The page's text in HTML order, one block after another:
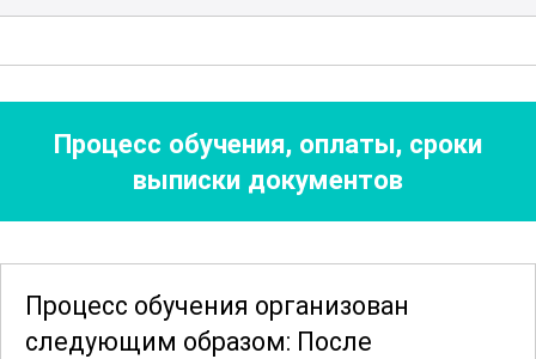
себя различные техники визуализации,
медитации и дыхательные
упражнения. Участники смогут
адаптировать эти методы под свои
индивидуальные потребности и
максимальных результатов в своей
профессиональной и личной жизни.
Процесс обучения, оплаты, сроки
выписки документов
Процесс обучения организован
следующим образом: После